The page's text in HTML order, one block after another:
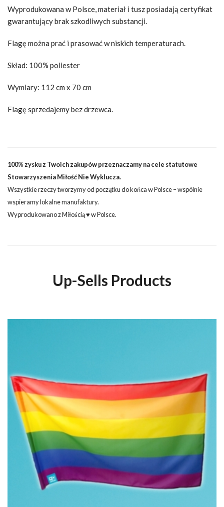
Wyprodukowana w Polsce, materiał i tusz posiadają certyfikat
gwarantujący brak szkodliwych substancji.
Flagę można prać i prasować w niskich temperaturach.
Skład: 100% poliester
Wymiary: 112 cm x 70 cm
Flagę sprzedajemy bez drzewca.
100% zysku z Twoich zakupów przeznaczamy na cele statutowe
Stowarzyszenia Miłość Nie Wyklucza.
Wszystkie rzeczy tworzymy od początku do końca w Polsce – wspólnie
wspieramy lokalne manufaktury.
Wyprodukowano z Miłością ♥ w Polsce.
Up-Sells Products